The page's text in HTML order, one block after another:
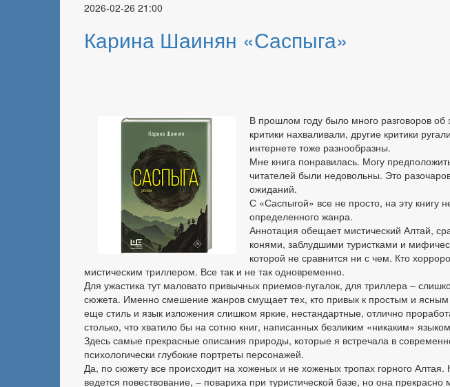
2026-02-26 21:00
Карина Шаинян «Саспыга»
В прошлом году было много разговоров об
критики нахваливали, другие критики
интернете тоже разнообразны.
Мне книга понравилась. Могу
читателей были недовольны. Это
ожиданий.
С «Саспыгой» все не просто, на эту книгу
определенного жанра.
Аннотация обещает мистический Алтай,
конями, заблудшими туристками и
которой не сравнится ни с чем. Кто
мистическим триллером. Все так и не так одновременно.
Для ужастика тут маловато привычных приемов-пугалок, для триллера –
сюжета. Именно смешение жанров смущает тех, кто привык к простым и ясным
еще стиль и язык изложения слишком яркие, нестандартные, отлично
столько, что хватило бы на сотню книг, написанных безликим «никаким»
Здесь самые прекрасные описания природы, которые я встречала в
психологически глубокие портреты персонажей.
Да, по сюжету все происходит на хоженых и не хоженых тропах горного Алтая.
ведется повествование, – повариха при туристической базе, но она прекрасно